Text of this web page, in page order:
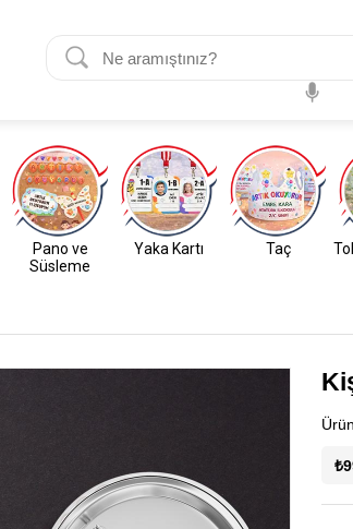
Pano ve
Süsleme
Yaka Kartı Taç